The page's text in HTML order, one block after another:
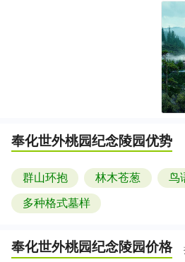
奉化世外桃园纪念陵园优势
群山环抱 林木苍葱 鸟
多种格式墓样
奉化世外桃园纪念陵园价格